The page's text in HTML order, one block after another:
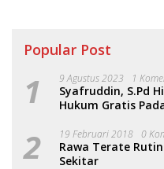
Popular Post
1 9 Agustus 2023 1
Syafruddin, S.Pd
Hukum Gratis
2 19 Februari 2018 0
Rawa Terate
Sekitar